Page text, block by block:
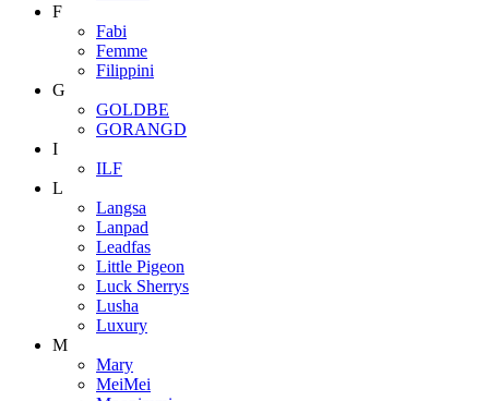
F
Fabi
Femme
Filippini
G
GOLDBE
GORANGD
I
ILF
L
Langsa
Lanpad
Leadfas
Little Pigeon
Luck Sherrys
Lusha
Luxury
M
Mary
MeiMei